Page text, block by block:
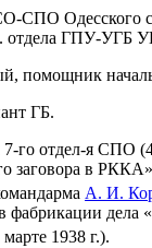
СПО Одесского
отдела ГПУ-
помощник
ГБ.
7-го отдел-я
заговора в
А. И.
фабрикации дела
1938 г.).